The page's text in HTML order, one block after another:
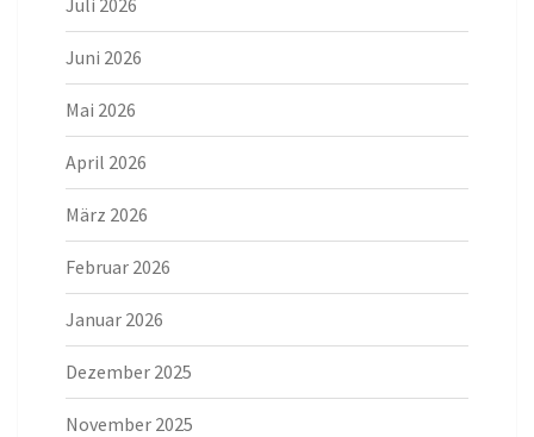
Juni 2026
Mai 2026
April 2026
März 2026
Februar 2026
Januar 2026
Dezember 2025
November 2025